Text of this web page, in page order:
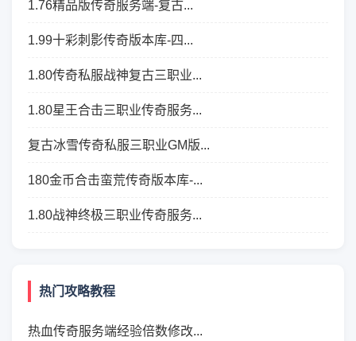
1.76精品版传奇服务端-复古...
1.99十彩刺影传奇版本库-四...
1.80传奇私服战神复古三职业...
1.80星王合击三职业传奇服务...
复古冰雪传奇私服三职业GM版...
180金币合击蛮荒传奇版本库-...
1.80战神终极三职业传奇服务...
热门攻略教程
热血传奇服务端经验倍数修改...